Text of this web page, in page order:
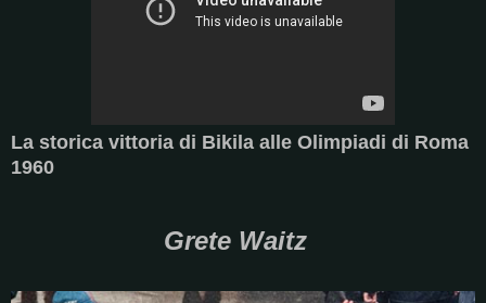
La storica vittoria di Bikila alle Olimpiadi di Roma
1960
Grete Waitz